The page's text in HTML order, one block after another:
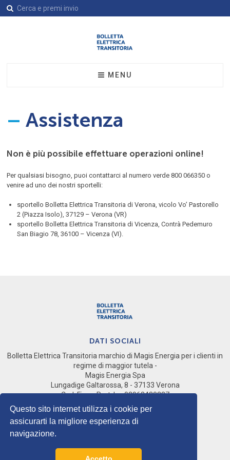
Questo sito internet utilizza i cookie per
assicurarti la migliore esperienza di
navigazione.
MENU
Assistenza
Modulistica
Contatti
– Assistenza
Non è più possibile effettuare operazioni online!
Per qualsiasi bisogno, puoi contattarci al numero verde 800 066350 o
venire ad uno dei nostri sportelli:
sportello Bolletta Elettrica Transitoria di Verona, vicolo Vo’ Pastorello
2 (Piazza Isolo), 37129 – Verona (VR)
sportello Bolletta Elettrica Transitoria di Vicenza, Contrà Pedemuro
San Biagio 78, 36100 – Vicenza (VI).
DATI SOCIALI
Bolletta Elettrica Transitoria marchio di Magis Energia per i clienti in
regime di maggior tutela -
Magis Energia Spa
Lungadige Galtarossa, 8 - 37133 Verona
Cod. Fisc e Part. Iva 02968430237
Società del gruppo Magis Spa
SOCIALS
Cookie Policy